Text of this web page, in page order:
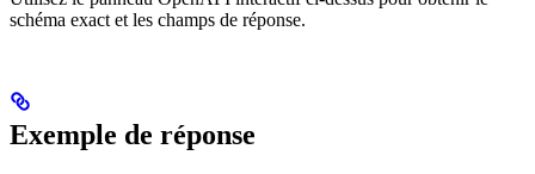
schéma exact et les champs de réponse.
Exemple de réponse